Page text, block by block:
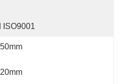
ISO9001